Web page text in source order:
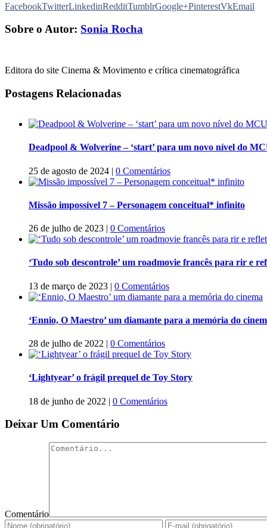
FacebookTwitterLinkedinRedditTumblrGoogle+PinterestVkEmail
Sobre o Autor: Sonia Rocha
Editora do site Cinema & Movimento e crítica cinematográfica
Postagens Relacionadas
Deadpool & Wolverine – ‘start’ para um novo nível do
25 de agosto de 2024 | 0 Comentários
Missão impossível 7 – Personagem conceitual* infinito
26 de julho de 2023 | 0 Comentários
‘Tudo sob descontrole’ um roadmovie francês para rir e
13 de março de 2023 | 0 Comentários
‘Ennio, O Maestro’ um diamante para a memória do
28 de julho de 2022 | 0 Comentários
‘Lightyear’ o frágil prequel de Toy Story
18 de junho de 2022 | 0 Comentários
Deixar Um Comentário
Comentário